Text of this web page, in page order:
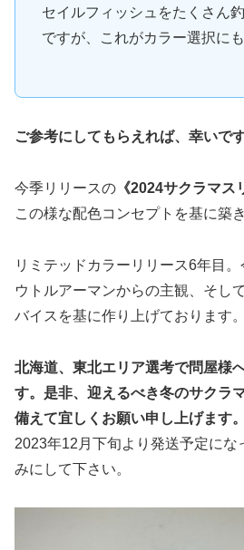
セイルフィッシュをたくさん
ですが、これがカラー選択に
ご参考にしてもらえれば、幸いです
今季リリースの 《2024サクラマス
この様な配色コンセプトを基に築
リミテッドカラーリリース6年目
ウトルアーマンからの主観、そし
バイスを基に作り上げております。
北海道、東北エリア選考で問屋様
す。是非、迎えるべき冬のサクラ
備えて宜しくお願い申し上げます。
2023年12月下旬より発送予定にな
みにして下さい。